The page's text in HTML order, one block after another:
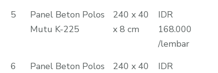
5
Panel Beton Polos
Mutu K-225
240 x 40
x 8 cm
IDR
168.000
/lembar
6
Panel Beton Polos
240 x 40
IDR